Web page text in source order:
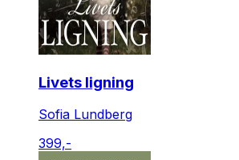
Livets ligning
Sofia Lundberg
399,-